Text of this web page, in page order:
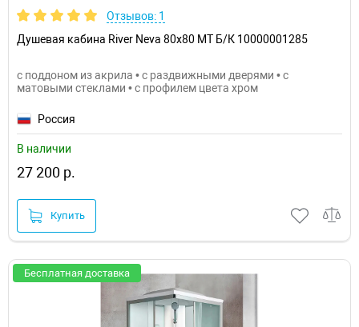
Отзывов: 1
Душевая кабина River Neva 80x80 МТ Б/К 10000001285
с поддоном из акрила • с раздвижными дверями • с
матовыми стеклами • с профилем цвета хром
Россия
В наличии
27 200 р.
Купить
Бесплатная доставка